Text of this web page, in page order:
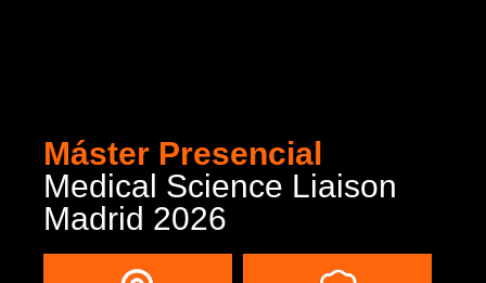
Máster Presencial
Medical Science Liaison
Madrid 2026